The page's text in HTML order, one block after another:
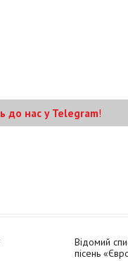
до нас у Telegram!
Відомий
пісень